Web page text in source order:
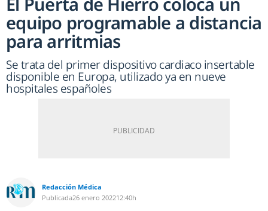
equipo programable a distancia
para arritmias
Se trata del primer dispositivo cardiaco insertable
disponible en Europa, utilizado ya en nueve
hospitales españoles
Redacción Médica
Publicada26 enero 202212:40h